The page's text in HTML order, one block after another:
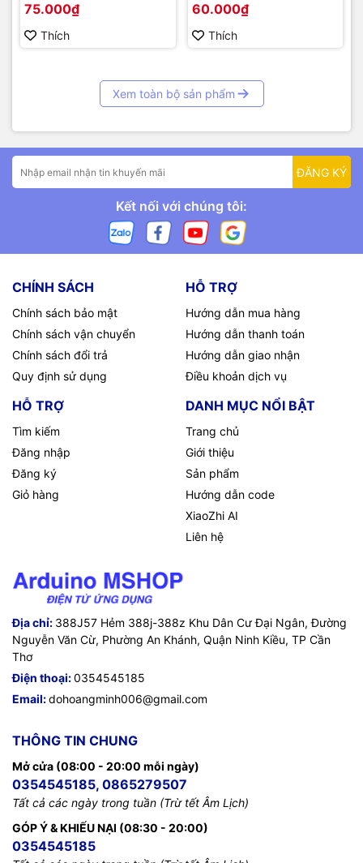
75.000₫
Thích
60.000₫
Thích
Xem toàn bộ sản phẩm
ĐĂNG KÝ
Kết nối với chúng tôi:
CHÍNH SÁCH
Chính sách bảo mật
Chính sách vận chuyển
Chính sách đổi trả
Quy định sử dụng
HỖ TRỢ
Hướng dẫn mua hàng
Hướng dẫn thanh toán
Hướng dẫn giao nhận
Điều khoản dịch vụ
HỖ TRỢ
Tìm kiếm
Đăng nhập
Đăng ký
Giỏ hàng
DANH MỤC NỔI BẬT
Trang chủ
Giới thiệu
Sản phẩm
Hướng dẫn code
XiaoZhi AI
Liên hệ
Địa chỉ: 388J57 Hẻm 388j-388z Khu Dân Cư Đại Ngân, Đường
Nguyễn Văn Cừ, Phường An Khánh, Quận Ninh Kiều, TP Cần
Thơ
Điện thoại:0354545185
Email:dohoangminh006@gmail.com
THÔNG TIN CHUNG
Mở cửa (08:00 - 20:00 mỗi ngày)
0354545185, 0865279507
Tất cả các ngày trong tuần (Trừ tết Âm Lịch)
GÓP Ý & KHIẾU NẠI (08:30 - 20:00)
0354545185